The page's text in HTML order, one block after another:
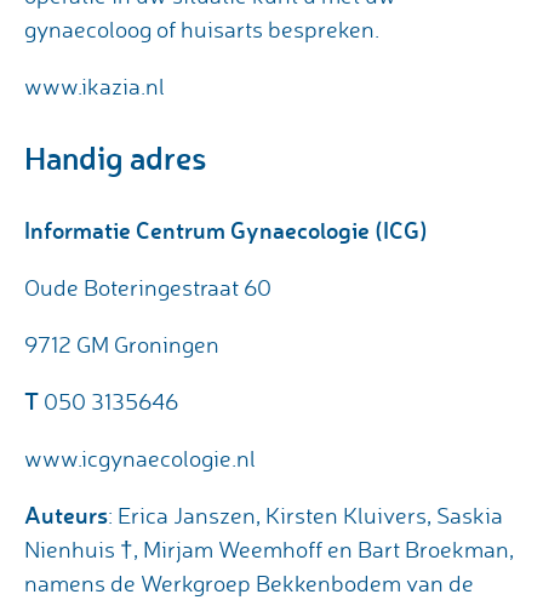
gynaecoloog of huisarts bespreken.
www.ikazia.nl
Handig adres
Informatie Centrum Gynaecologie (ICG)
Oude Boteringestraat 60
9712 GM Groningen
T 050 3135646
www.icgynaecologie.nl
Auteurs: Erica Janszen, Kirsten Kluivers, Saskia
Nienhuis †, Mirjam Weemhoff en Bart Broekman,
namens de Werkgroep Bekkenbodem van de